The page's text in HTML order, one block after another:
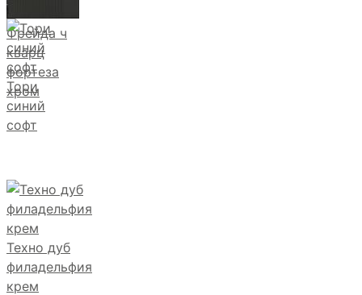
Фрейда ч
кварц
фортеза
хром
Тори
синий
софт
Техно дуб
филадельфия
крем